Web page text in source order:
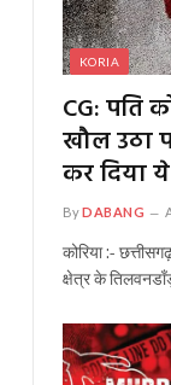
KORIA
CG: पति
खौल उठा
कर दिया
ByDABANG
कोरिया :-
क्षेत्र के